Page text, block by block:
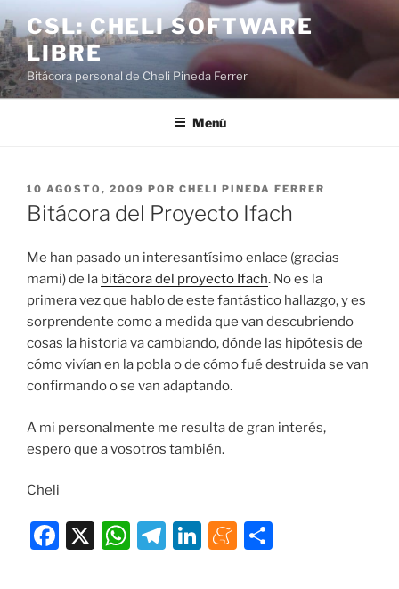
al
contenido
CSL: CHELI SOFTWARE
LIBRE
Bitácora personal de Cheli Pineda Ferrer
Menú
PUBLICADO
EL
10 AGOSTO, 2009 POR CHELI PINEDA FERRER
Bitácora del Proyecto Ifach
Me han pasado un interesantísimo enlace (gracias
mami) de la bitácora del proyecto Ifach. No es la
primera vez que hablo de este fantástico hallazgo, y es
sorprendente como a medida que van descubriendo
cosas la historia va cambiando, dónde las hipótesis de
cómo vivían en la pobla o de cómo fué destruida se van
confirmando o se van adaptando.
A mi personalmente me resulta de gran interés,
espero que a vosotros también.
Cheli
F
X
W T
Li M